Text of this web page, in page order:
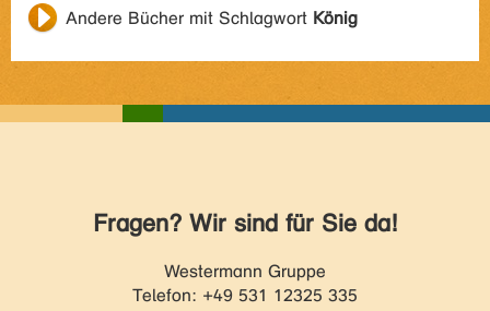
Andere Bücher mit Schlagwort König